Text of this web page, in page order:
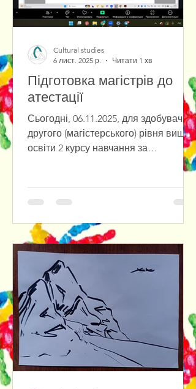
Підготовка магістрів до
атестації
Сьогодні, 06.11.2025, для здобувачів
другого (магістерського) рівня вищої
освіти 2 курсу навчання за
кафедри з навчально-методичної
роботи, доктор філософії, доцент
кафедри Лись Д. А. детально
роз'яснила студентам важливі
організаційні моменти, дати та нові
правила оформлення текстової
частини кваліфікаційних робіт згідно
з Положенням про кваліфікаційні
роб
Cultural studies
6 лист. 2025 р.
Читати 1 хв